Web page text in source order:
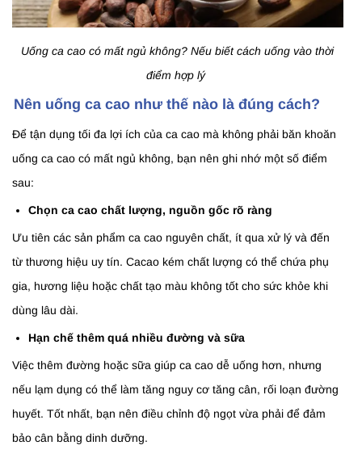
Uống ca cao có mất ngủ không? Nếu biết cách uống vào thời
điểm hợp lý
Nên uống ca cao như thế nào là đúng cách?
Để tận dụng tối đa lợi ích của ca cao mà không phải băn khoăn
uống ca cao có mất ngủ không, bạn nên ghi nhớ một số điểm
sau:
Chọn ca cao chất lượng, nguồn gốc rõ ràng
Ưu tiên các sản phẩm ca cao nguyên chất, ít qua xử lý và đến
từ thương hiệu uy tín. Cacao kém chất lượng có thể chứa phụ
gia, hương liệu hoặc chất tạo màu không tốt cho sức khỏe khi
dùng lâu dài.
Hạn chế thêm quá nhiều đường và sữa
Việc thêm đường hoặc sữa giúp ca cao dễ uống hơn, nhưng
nếu lạm dụng có thể làm tăng nguy cơ tăng cân, rối loạn đường
huyết. Tốt nhất, bạn nên điều chỉnh độ ngọt vừa phải để đảm
bảo cân bằng dinh dưỡng.